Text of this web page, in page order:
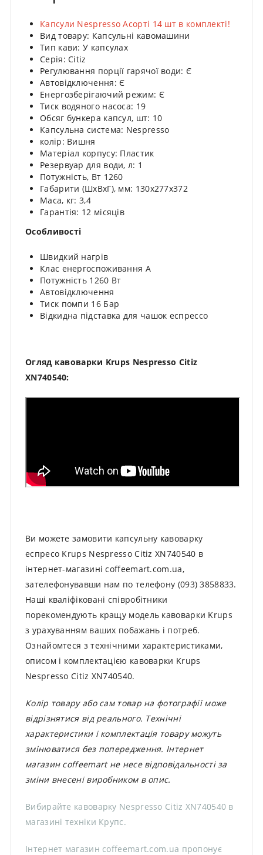
Капсули Nespresso Асорті 14 шт в комплекті!
Вид товару: Капсульні кавомашини
Тип кави: У капсулах
Серія: Citiz
Регулювання порції гарячої води: Є
Автовідключення: Є
Енергозберігаючий режим: Є
Тиск водяного насоса: 19
Обсяг бункера капсул, шт: 10
Капсульна система: Nespresso
колір: Вишня
Матеріал корпусу: Пластик
Резервуар для води, л: 1
Потужність, Вт 1260
Габарити (ШхВхГ), мм: 130х277х372
Маса, кг: 3,4
Гарантія: 12 місяців
Особливості
Швидкий нагрів
Клас енергоспоживання А
Потужність 1260 Вт
Автовідключення
Тиск помпи 16 Бар
Відкидна підставка для чашок еспрессо
Огляд кавоварки Krups Nespresso Citiz
XN740540:
Ви можете замовити капсульну кавоварку
еспресо Krups Nespresso Citiz XN740540 в
інтернет-магазині coffeemart.com.ua,
зателефонувавши нам по телефону (093) 3858833.
Наші кваліфіковані співробітники
порекомендують кращу модель кавоварки Krups
з урахуванням ваших побажань і потреб.
Ознайомтеся з технічними характеристиками,
описом і комплектацією кавоварки Krups
Nespresso Citiz XN740540.
Колір товару або сам товар на фотографії може
відрізнятися від реального. Технічні
характеристики і комплектація товару можуть
змінюватися без попередження. Інтернет
магазин coffeemart не несе відповідальності за
зміни внесені виробником в опис.
Вибирайте кавоварку Nespresso Citiz XN740540 в
магазині техніки Крупс.
Інтернет магазин coffeemart.com.ua пропонує